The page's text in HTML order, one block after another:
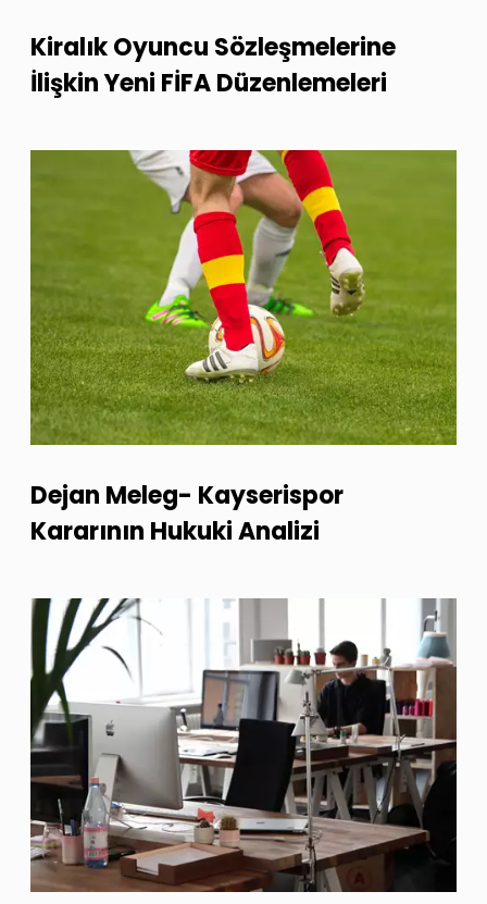
Kiralık Oyuncu Sözleşmelerine
İlişkin Yeni FİFA Düzenlemeleri
Dejan Meleg- Kayserispor
Kararının Hukuki Analizi